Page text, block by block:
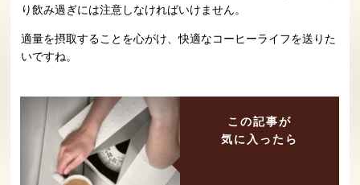
り飲み過ぎには注意しなければいけません。
適量を摂取することを心がけ、快適なコーヒーライフを送りた
いですね。
この記事が
気に入ったら